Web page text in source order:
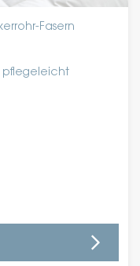
Fasern
pflegeleicht